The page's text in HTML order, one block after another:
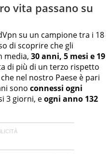
vita passano su
su un campione tra i 18
di scoprire che gli
media, 30 anni, 5 mesi e 19
di più di un terzo rispetto
nel nostro Paese è pari
sono connessi ogni
3 giorni, eogni anno 132